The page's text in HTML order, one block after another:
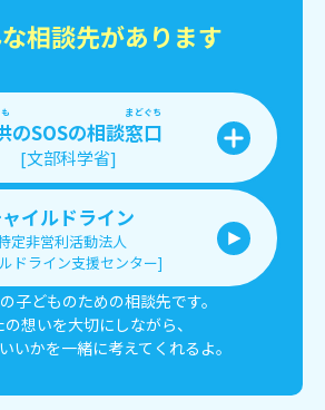
相談先があります
のSOSの相談窓口
まどぐち
[文部科学省]
イルドライン
定非営利活動法人
ドライン支援センター]
子どものための相談先です。
の想いを大切にしながら、
いかを一緒に考えてくれるよ。